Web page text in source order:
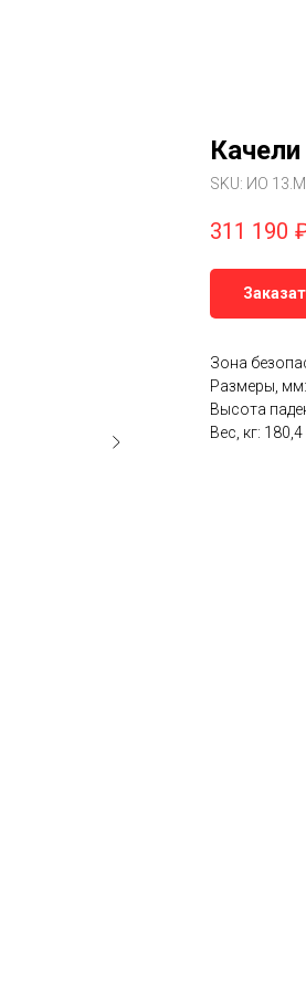
SKU: ИО
311 190
Зона
Размеры,
Высота
Вес, кг: 180,4